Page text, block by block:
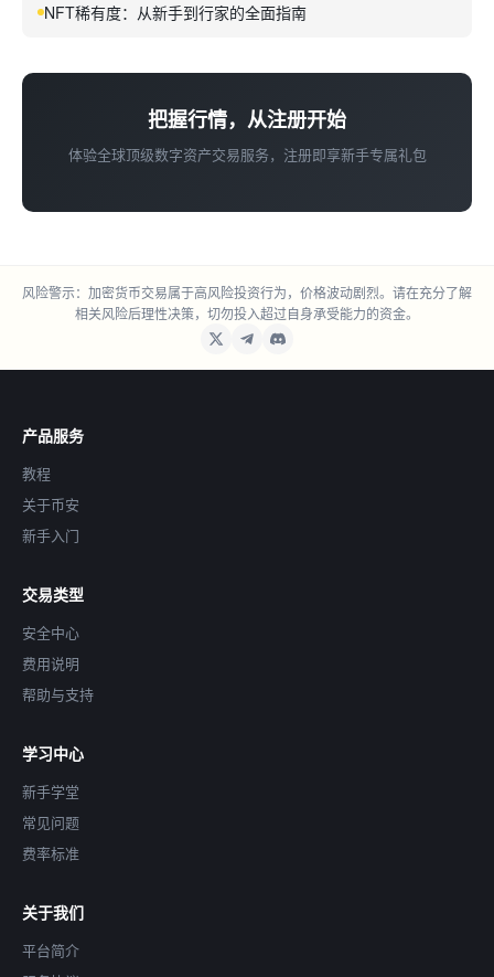
NFT稀有度：从新手到行家的全面指南
把握行情，从注册开始
体验全球顶级数字资产交易服务，注册即享新手专属礼包
风险警示：加密货币交易属于高风险投资行为，价格波动剧烈。请在充分了解
相关风险后理性决策，切勿投入超过自身承受能力的资金。
产品服务
教程
关于币安
新手入门
交易类型
安全中心
费用说明
帮助与支持
学习中心
新手学堂
常见问题
费率标准
关于我们
平台简介